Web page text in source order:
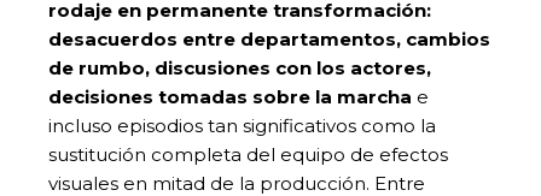
rodaje en permanente transformación:
desacuerdos entre departamentos, cambios
de rumbo, discusiones con los actores,
decisiones tomadas sobre la marcha e
incluso episodios tan significativos como la
sustitución completa del equipo de efectos
visuales en mitad de la producción. Entre